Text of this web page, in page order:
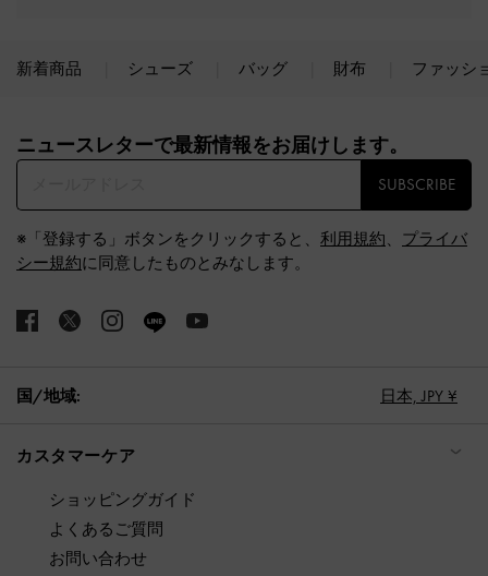
新着商品 シューズ バッグ 財布 ファッシ
ニュースレターで最新情報をお届けします。​
SUBSCRIBE
※「登録する」ボタンをクリックすると、 利用規約、 プライバ
シー規約に同意したものとみなします。
国/地域: 日本, JPY ¥
カスタマーケア
ショッピングガイド
よくあるご質問
お問い合わせ